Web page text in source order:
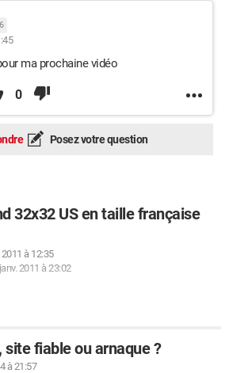
ma prochaine vidéo
0
Posez votre question
32x32 US en taille française
2011 à 12:35
2011 à 23:02
site fiable ou arnaque ?
à 21:57